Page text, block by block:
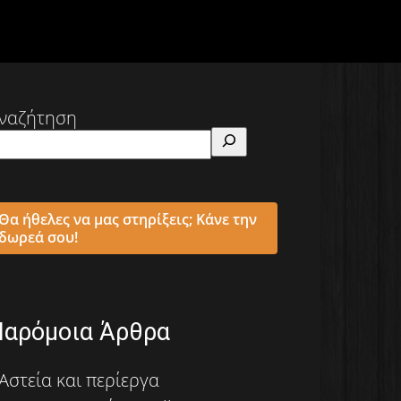
ήθελες να μας στηρίξεις; Κάνε την
σου!
Άρθρα
και περίεργα